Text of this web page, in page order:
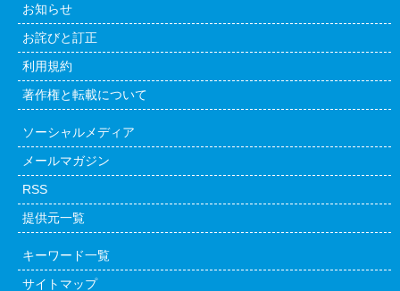
お知らせ
お詫びと訂正
利用規約
著作権と転載について
ソーシャルメディア
メールマガジン
RSS
提供元一覧
キーワード一覧
サイトマップ